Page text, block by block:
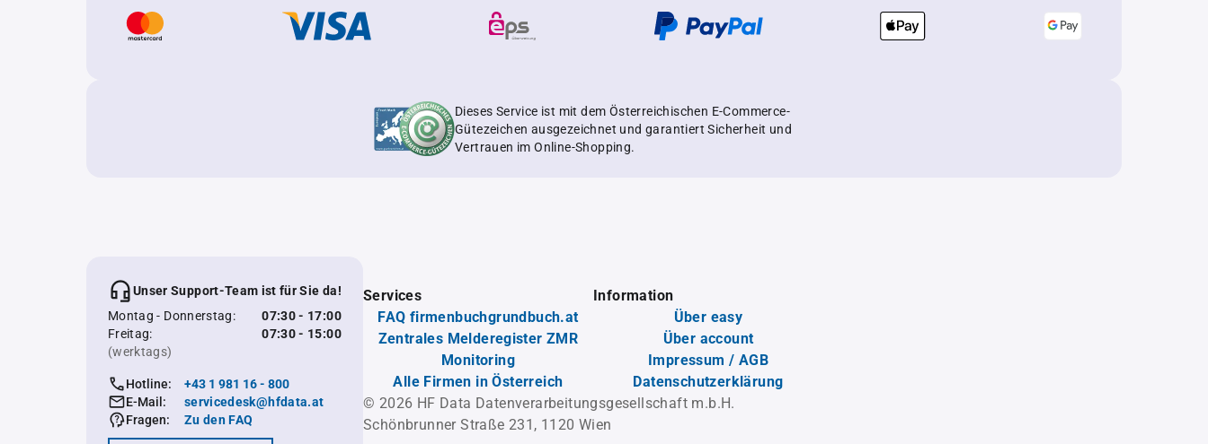
Dieses Service ist mit dem Österreichischen E-Commerce-
Gütezeichen ausgezeichnet und garantiert Sicherheit und
Vertrauen im Online-Shopping.
Unser Support-Team ist für Sie da!
Montag - Donnerstag:
07:30 - 17:00
Freitag:
07:30 - 15:00
(werktags)
Hotline:
+43 1 981 16 - 800
E-Mail:
servicedesk@hfdata.at
Fragen:
Zu den FAQ
Services
FAQ firmenbuchgrundbuch.at
Zentrales Melderegister ZMR
Monitoring
Alle Firmen in Österreich
Information
Über easy
Über account
Impressum / AGB
Datenschutzerklärung
© 2026 HF Data Datenverarbeitungsgesellschaft m.b.H.
Schönbrunner Straße 231, 1120 Wien